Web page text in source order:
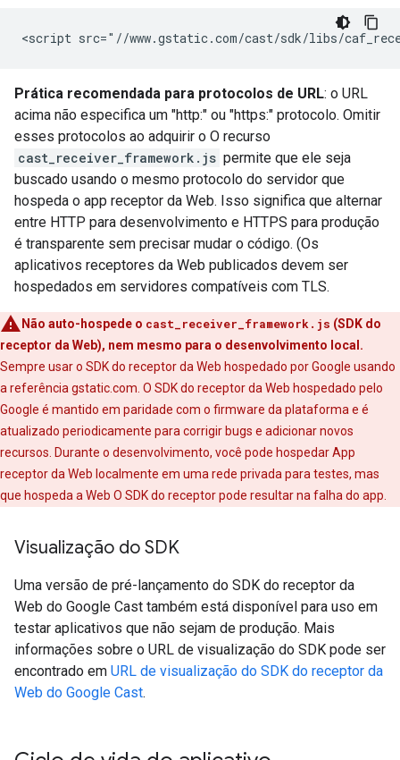
Prática recomendada para protocolos de URL: o URL
acima não especifica um "http:" ou "https:" protocolo. Omitir
esses protocolos ao adquirir o O recurso
cast_receiver_framework.js permite que ele seja
buscado usando o mesmo protocolo do servidor que
hospeda o app receptor da Web. Isso significa que alternar
entre HTTP para desenvolvimento e HTTPS para produção
é transparente sem precisar mudar o código. (Os
aplicativos receptores da Web publicados devem ser
hospedados em servidores compatíveis com TLS.
Não auto-hospede o cast_receiver_framework.js (SDK do
receptor da Web), nem mesmo para o desenvolvimento local.
Sempre usar o SDK do receptor da Web hospedado por Google usando
a referência gstatic.com. O SDK do receptor da Web hospedado pelo
Google é mantido em paridade com o firmware da plataforma e é
atualizado periodicamente para corrigir bugs e adicionar novos
recursos. Durante o desenvolvimento, você pode hospedar App
receptor da Web localmente em uma rede privada para testes, mas
que hospeda a Web O SDK do receptor pode resultar na falha do app.
Visualização do SDK
Uma versão de pré-lançamento do SDK do receptor da
Web do Google Cast também está disponível para uso em
testar aplicativos que não sejam de produção. Mais
informações sobre o URL de visualização do SDK pode ser
encontrado em URL de visualização do SDK do receptor da
Web do Google Cast.